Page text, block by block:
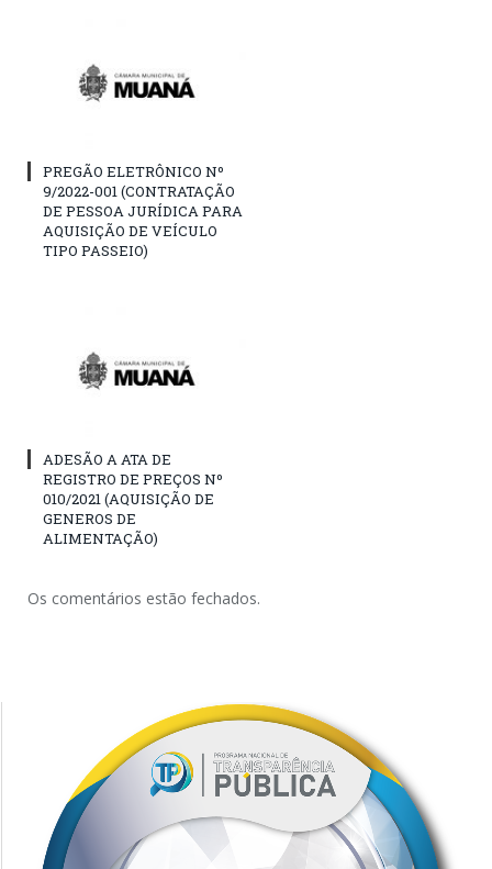
PREGÃO ELETRÔNICO Nº
9/2022-001 (CONTRATAÇÃO
DE PESSOA JURÍDICA PARA
AQUISIÇÃO DE VEÍCULO
TIPO PASSEIO)
ADESÃO A ATA DE
REGISTRO DE PREÇOS Nº
010/2021 (AQUISIÇÃO DE
GENEROS DE
ALIMENTAÇÃO)
Os comentários estão fechados.